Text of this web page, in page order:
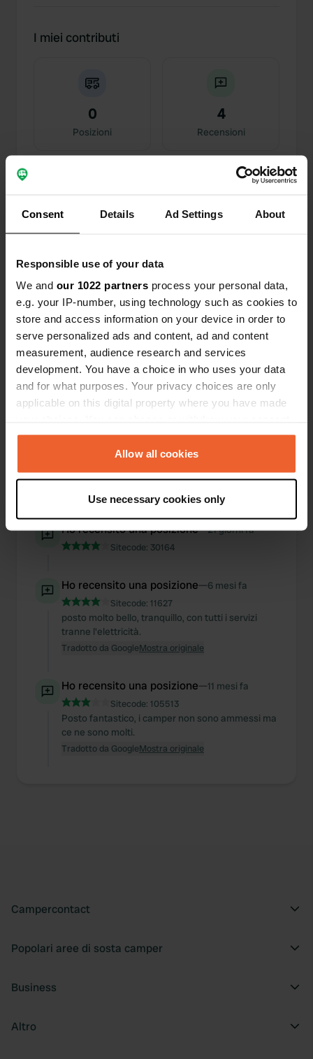
Consent Details Ad Settings About
Responsible use of your data
We and our 1022 partners process your personal data,
e.g. your IP-number, using technology such as cookies to
store and access information on your device in order to
serve personalized ads and content, ad and content
measurement, audience research and services
development. You have a choice in who uses your data
and for what purposes. Your privacy choices are only
applicable on this digital property where you have made
any time from the Cookie Declaration or by clicking on
the Privacy trigger icon.
Collect information about your geographical location
which can be accurate to within several meters
Identify your device by actively scanning it for
and set your preferences in thedetails section
We use cookies to personalise content and ads, to
provide social media features and to analyse our traffic.
may combine it with other information that you’ve
provided to them or that they’ve collected from your use
Allow all cookies
Use necessary cookies only
I miei contributi
0
Posizioni
4
Recensioni
Modifiche
0
Cronologia delle attività
Tutto Posizioni Foto Recensioni
Ho recensito una posizione—16 giorni fa
Sitecode:55924
Péssima experiência, o responsável veio cobrar
os 20€ sem sequer falar, com o ATM na mão, não
falava inglês. Sem condições de despejos, quer
águas sujas quer água limpa, péssimo sistema.
Os caixotes estão mais acima mas não é bem
visível do local.
Ho recensito una posizione—21 giorni fa
Sitecode: 30164
Ho recensito una posizione—6 mesi fa
Sitecode: 11627
posto molto bello, tranquillo, con tutti i servizi
tranne l'elettricità.
Tradotto da GoogleMostra originale
Ho recensito una posizione—11 mesi fa
Sitecode: 105513
Posto fantastico, i camper non sono ammessi ma
ce ne sono molti.
Tradotto da GoogleMostra originale
Campercontact
Popolari aree di sosta camper
Business
Altro